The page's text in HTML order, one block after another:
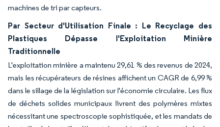
machines de tri par capteurs.
Par Secteur d'Utilisation Finale : Le Recyclage des
Plastiques Dépasse l'Exploitation Minière
Traditionnelle
L'exploitation minière a maintenu 29,61 % des revenus de 2024,
mais les récupérateurs de résines affichent un CAGR de 6,99 %
dans le sillage de la législation sur l'économie circulaire. Les flux
de déchets solides municipaux livrent des polymères mixtes
nécessitant une spectroscopie sophistiquée, et les mandats de